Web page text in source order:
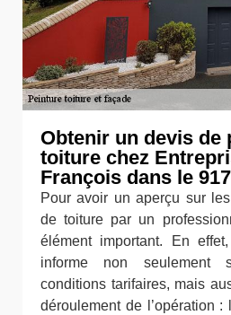
Obtenir un devis de
toiture chez
François dans le
Pour avoir un aperçu sur
de toiture par un
élément important. En
informe non seulement
conditions tarifaires, mais
déroulement de l’opération